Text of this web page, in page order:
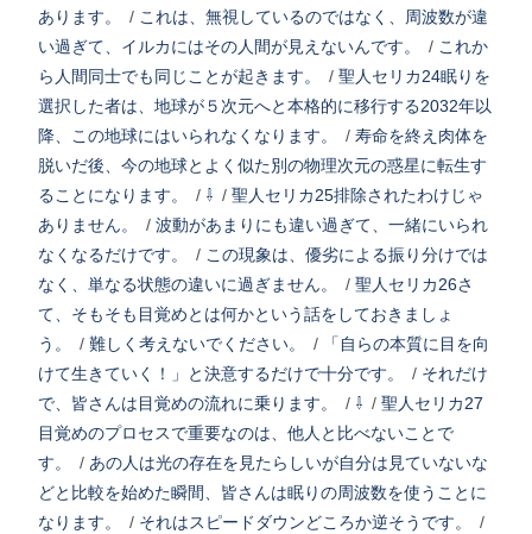
あります。
/ これは、無視しているのではなく、周波数が違
い過ぎて、イルカにはその人間が見えないんです。
/ これか
ら人間同士でも同じことが起きます。
/ 聖人セリカ24眠りを
選択した者は、地球が５次元へと本格的に移行する2032年以
降、この地球にはいられなくなります。
/ 寿命を終え肉体を
脱いだ後、今の地球とよく似た別の物理次元の惑星に転生す
ることになります。
/ ⇩ / 聖人セリカ25排除されたわけじゃ
ありません。
/ 波動があまりにも違い過ぎて、一緒にいられ
なくなるだけです。
/ この現象は、優劣による振り分けでは
なく、単なる状態の違いに過ぎません。
/ 聖人セリカ26さ
て、そもそも目覚めとは何かという話をしておきましょ
う。
/ 難しく考えないでください。 /
「自らの本質に目を向
けて生きていく！」と決意するだけで十分です。
/ それだけ
で、皆さんは目覚めの流れに乗ります。
/ ⇩ / 聖人セリカ27
目覚めのプロセスで重要なのは、他人と比べないことで
す。
/ あの人は光の存在を見たらしいが自分は見ていないな
どと比較を始めた瞬間、皆さんは眠りの周波数を使うことに
なります。
/ それはスピードダウンどころか逆そうです。 /